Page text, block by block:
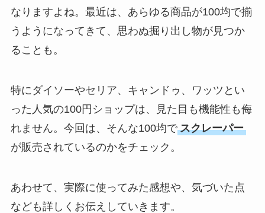
【100均】ダイソー/
セリア等でスパイス
ドの違いもわかりや
【100均】ダイソー/
セリア等でチャイル
すめ通販も紹介！
なりますよね。最近は、あらゆる商品が100均で揃
うようになってきて、思わぬ掘り出し物が見つか
ることも。
特にダイソーやセリア、キャンドゥ、ワッツとい
った人気の100円ショップは、見た目も機能性も侮
れません。今回は、そんな100均で スクレーパー
が販売されているのかをチェック。
あわせて、実際に使ってみた感想や、気づいた点
なども詳しくお伝えしていきます。